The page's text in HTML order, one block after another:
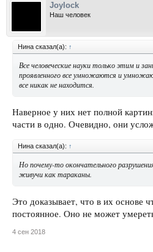
Joylock
Наш человек
Нина сказал(а): ↑
Все человеческие науки только этим и
проявленного все умножаются и
все никак не находится.
Наверное у них нет полной
части в одно. Очевидно, они
Нина сказал(а): ↑
Но почему-то окончательного
живучи как тараканы.
Это доказывает, что в их основе
постоянное. Оно не может
4 сен 2018